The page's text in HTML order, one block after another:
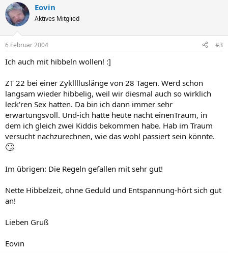
Eovin
Aktives Mitglied
6 Februar 2004 #3
Ich auch mit hibbeln wollen! :]
ZT 22 bei einer Zyklllluslänge von 28 Tagen. Werd schon
langsam wieder hibbelig, weil wir diesmal auch so wirklich
leck'ren Sex hatten. Da bin ich dann immer sehr
erwartungsvoll. Und-ich hatte heute nacht einenTraum, in
dem ich gleich zwei Kiddis bekommen habe. Hab im Traum
versucht nachzurechnen, wie das wohl passiert sein könnte.
🙄
Im übrigen: Die Regeln gefallen mit sehr gut!
Nette Hibbelzeit, ohne Geduld und Entspannung-hört sich gut
an!
Lieben Gruß
Eovin